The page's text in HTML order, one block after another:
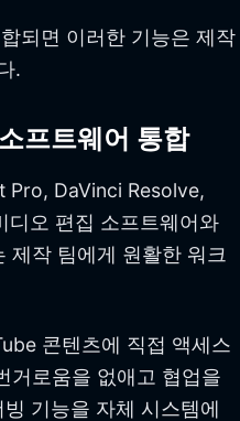
되면 이러한 기능은 제작
.
프트웨어 통합
Pro, DaVinci Resolve,
오 편집 소프트웨어와
제작 팀에게 원활한 워크
콘텐츠에 직접 액세스
거로움을 없애고 협업을
기능을 자체 시스템에